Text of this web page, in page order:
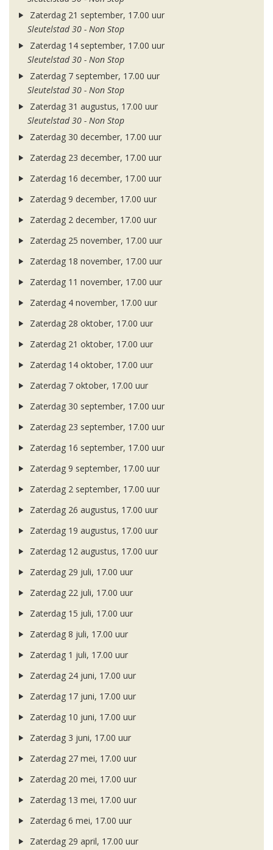
Zaterdag 21 september, 17.00 uur
Sleutelstad 30 - Non Stop
Zaterdag 14 september, 17.00 uur
Sleutelstad 30 - Non Stop
Zaterdag 7 september, 17.00 uur
Sleutelstad 30 - Non Stop
Zaterdag 31 augustus, 17.00 uur
Sleutelstad 30 - Non Stop
Zaterdag 30 december, 17.00 uur
Zaterdag 23 december, 17.00 uur
Zaterdag 16 december, 17.00 uur
Zaterdag 9 december, 17.00 uur
Zaterdag 2 december, 17.00 uur
Zaterdag 25 november, 17.00 uur
Zaterdag 18 november, 17.00 uur
Zaterdag 11 november, 17.00 uur
Zaterdag 4 november, 17.00 uur
Zaterdag 28 oktober, 17.00 uur
Zaterdag 21 oktober, 17.00 uur
Zaterdag 14 oktober, 17.00 uur
Zaterdag 7 oktober, 17.00 uur
Zaterdag 30 september, 17.00 uur
Zaterdag 23 september, 17.00 uur
Zaterdag 16 september, 17.00 uur
Zaterdag 9 september, 17.00 uur
Zaterdag 2 september, 17.00 uur
Zaterdag 26 augustus, 17.00 uur
Zaterdag 19 augustus, 17.00 uur
Zaterdag 12 augustus, 17.00 uur
Zaterdag 29 juli, 17.00 uur
Zaterdag 22 juli, 17.00 uur
Zaterdag 15 juli, 17.00 uur
Zaterdag 8 juli, 17.00 uur
Zaterdag 1 juli, 17.00 uur
Zaterdag 24 juni, 17.00 uur
Zaterdag 17 juni, 17.00 uur
Zaterdag 10 juni, 17.00 uur
Zaterdag 3 juni, 17.00 uur
Zaterdag 27 mei, 17.00 uur
Zaterdag 20 mei, 17.00 uur
Zaterdag 13 mei, 17.00 uur
Zaterdag 6 mei, 17.00 uur
Zaterdag 29 april, 17.00 uur